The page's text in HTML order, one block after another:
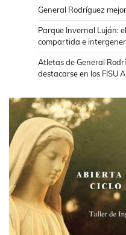
General Rodríguez
Parque Invernal Luján:
compartida e
Atletas de General
destacarse en los FISU